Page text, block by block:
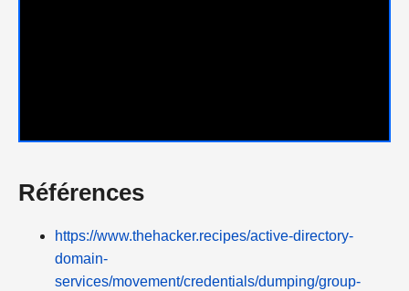
Références
https://www.thehacker.recipes/active-directory-
domain-
services/movement/credentials/dumping/group-